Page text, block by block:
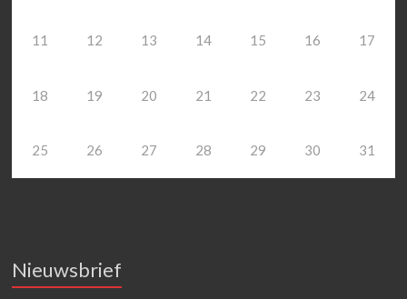
11 12 13 14 15 16 17
18 19 20 21 22 23 24
25 26 27 28 29 30 31
Nieuwsbrief